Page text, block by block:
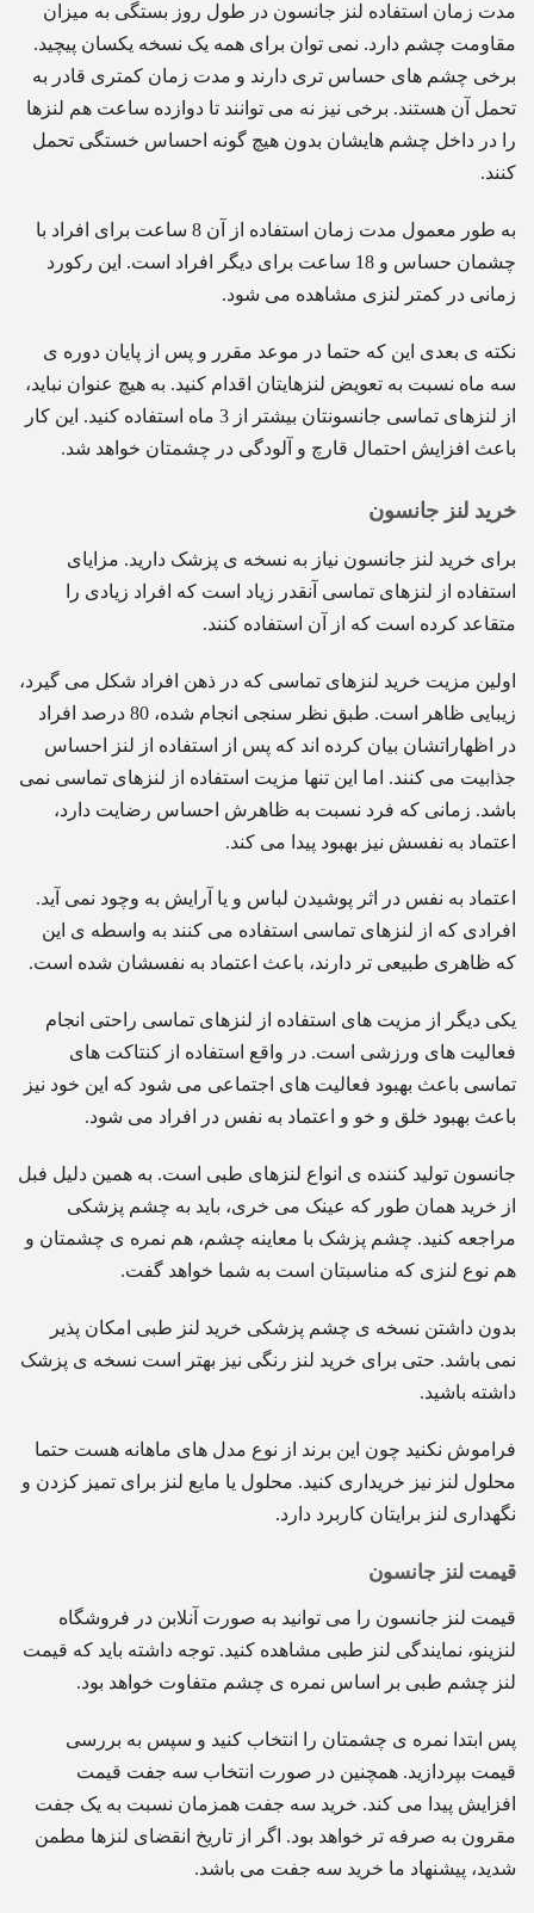
مدت زمان استفاده لنز جانسون در طول روز بستگی به میزان
مقاومت چشم دارد. نمی توان برای همه یک نسخه یکسان پیچید.
برخی چشم های حساس تری دارند و مدت زمان کمتری قادر به
تحمل آن هستند. برخی نیز نه می توانند تا دوازده ساعت هم لنزها
را در داخل چشم هایشان بدون هیچ گونه احساس خستگی تحمل
کنند.
به طور معمول مدت زمان استفاده از آن 8 ساعت برای افراد با
چشمان حساس و 18 ساعت برای دیگر افراد است. این رکورد
زمانی در کمتر لنزی مشاهده می شود.
نکته ی بعدی این که حتما در موعد مقرر و پس از پایان دوره ی
سه ماه نسبت به تعویض لنزهایتان اقدام کنید. به هیچ عنوان نباید،
از لنزهای تماسی جانسونتان بیشتر از 3 ماه استفاده کنید. این کار
باعث افزایش احتمال قارچ و آلودگی در چشمتان خواهد شد.
خرید لنز جانسون
برای خرید لنز جانسون نیاز به نسخه ی پزشک دارید. مزایای
استفاده از لنزهای تماسی آنقدر زیاد است که افراد زیادی را
متقاعد کرده است که از آن استفاده کنند.
اولین مزیت خرید لنزهای تماسی که در ذهن افراد شکل می گیرد،
زیبایی ظاهر است. طبق نظر سنجی انجام شده، 80 درصد افراد
در اظهاراتشان بیان کرده اند که پس از استفاده از لنز احساس
جذابیت می کنند. اما این تنها مزیت استفاده از لنزهای تماسی نمی
باشد. زمانی که فرد نسبت به ظاهرش احساس رضایت دارد،
اعتماد به نفسش نیز بهبود پیدا می کند.
اعتماد به نفس در اثر پوشیدن لباس و یا آرایش به وچود نمی آید.
افرادی که از لنزهای تماسی استفاده می کنند به واسطه ی این
که ظاهری طبیعی تر دارند، باعث اعتماد به نفسشان شده است.
یکی دیگر از مزیت های استفاده از لنزهای تماسی راحتی انجام
فعالیت های ورزشی است. در واقع استفاده از کنتاکت های
تماسی باعث بهبود فعالیت های اجتماعی می شود که این خود نیز
باعث بهبود خلق و خو و اعتماد به نفس در افراد می شود.
جانسون تولید کننده ی انواع لنزهای طبی است. به همین دلیل فبل
از خرید همان طور که عینک می خری، باید به چشم پزشکی
مراجعه کنید. چشم پزشک با معاینه چشم، هم نمره ی چشمتان و
هم نوع لنزی که مناسبتان است به شما خواهد گفت.
بدون داشتن نسخه ی چشم پزشکی خرید لنز طبی امکان پذیر
نمی باشد. حتی برای خرید لنز رنگی نیز بهتر است نسخه ی پزشک
داشته باشید.
فراموش نکنید چون این برند از نوع مدل های ماهانه هست حتما
محلول لنز نیز خریداری کنید. محلول یا مایع لنز برای تمیز کزدن و
نگهداری لنز برایتان کاربرد دارد.
قیمت لنز جانسون
قیمت لنز جانسون را می توانید به صورت آنلابن در فروشگاه
لنزینو، نمایندگی لنز طبی مشاهده کنید. توجه داشته باید که قیمت
لنز چشم طبی بر اساس نمره ی چشم متفاوت خواهد بود.
پس ابتدا نمره ی چشمتان را انتخاب کنید و سپس به بررسی
قیمت بپردازید. همچنین در صورت انتخاب سه جفت قیمت
افزایش پیدا می کند. خرید سه جفت همزمان نسبت به یک جفت
مقرون به صرفه تر خواهد بود. اگر از تاریخ انقضای لنزها مطمن
شدید، پیشنهاد ما خرید سه جفت می باشد.